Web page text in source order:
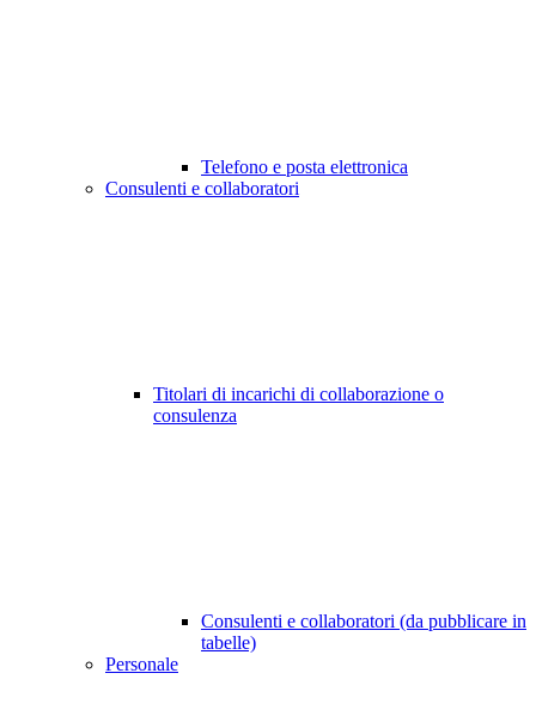
Telefono e posta elettronica
Consulenti e collaboratori
Titolari di incarichi di collaborazione o
consulenza
Consulenti e collaboratori (da pubblicare in
tabelle)
Personale